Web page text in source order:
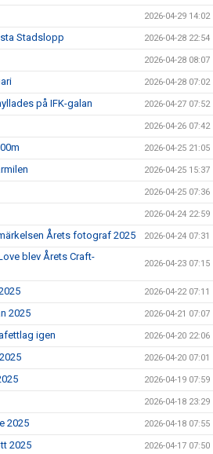
2026-04-29 14:02
Stadslopp 2026-04-28 22:54
2026-04-28 08:07
2026-04-28 07:02
på IFK-galan 2026-04-27 07:52
2026-04-26 07:42
2026-04-25 21:05
2026-04-25 15:37
2026-04-25 07:36
2026-04-24 22:59
Årets fotograf 2025 2026-04-24 07:31
blev Årets Craft-
2026-04-23 07:15
2026-04-22 07:11
2025 2026-04-21 07:07
igen 2026-04-20 22:06
2026-04-20 07:01
2026-04-19 07:59
2026-04-18 23:29
2025 2026-04-18 07:55
2025 2026-04-17 07:50